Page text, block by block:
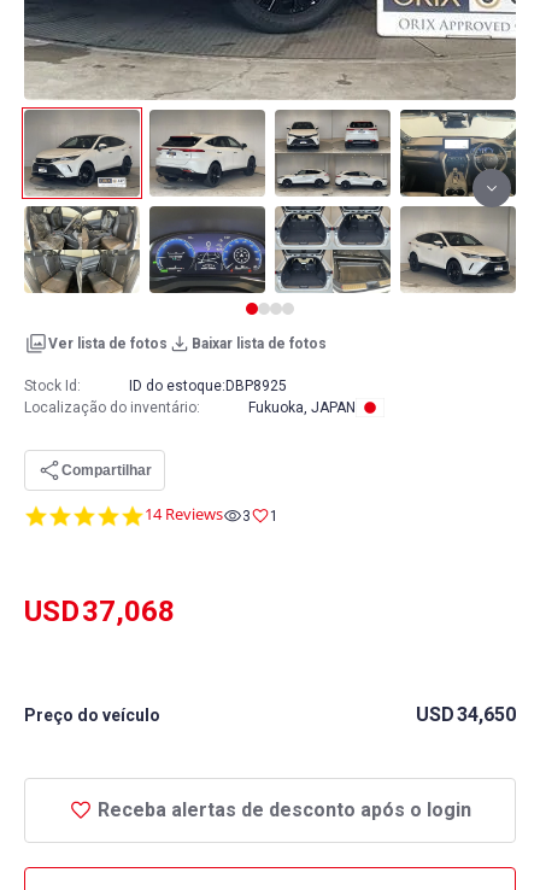
Ver lista de fotos Baixar lista de fotos
4.9
14 Reviews 3 1
USD37,068
Preço do veículo USD34,650
Receba alertas de desconto após o login
Stock Id: ID do estoque: DBP8925
Localização do inventário: Fukuoka, JAPAN
Compartilhar